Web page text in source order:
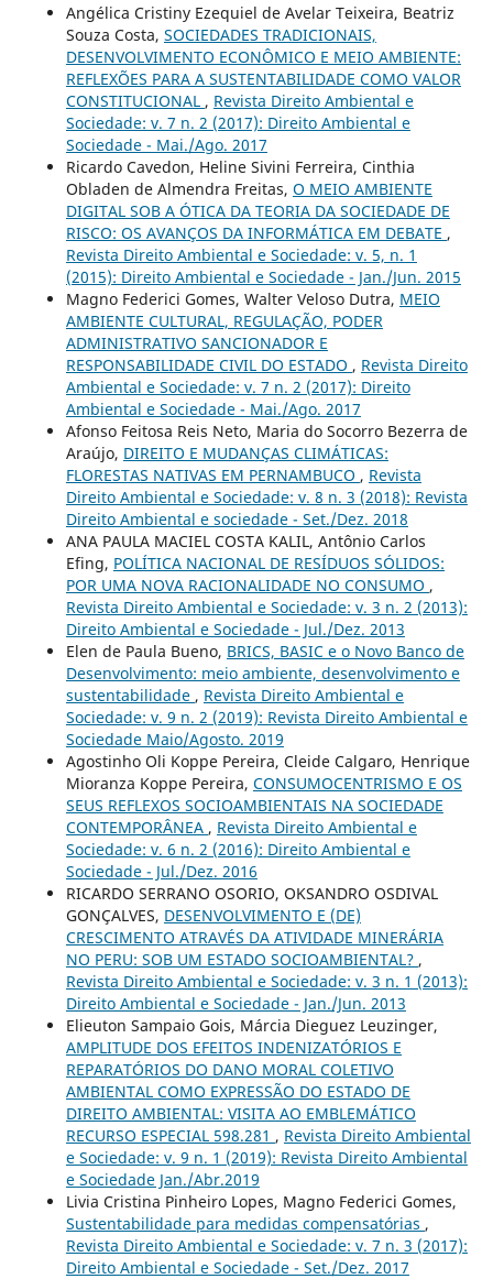
Angélica Cristiny Ezequiel de Avelar Teixeira, Beatriz
Souza Costa, SOCIEDADES TRADICIONAIS,
DESENVOLVIMENTO ECONÔMICO E MEIO AMBIENTE:
REFLEXÕES PARA A SUSTENTABILIDADE COMO VALOR
CONSTITUCIONAL , Revista Direito Ambiental e
Sociedade: v. 7 n. 2 (2017): Direito Ambiental e
Sociedade - Mai./Ago. 2017
Ricardo Cavedon, Heline Sivini Ferreira, Cinthia
Obladen de Almendra Freitas, O MEIO AMBIENTE
DIGITAL SOB A ÓTICA DA TEORIA DA SOCIEDADE DE
RISCO: OS AVANÇOS DA INFORMÁTICA EM DEBATE ,
Revista Direito Ambiental e Sociedade: v. 5, n. 1
(2015): Direito Ambiental e Sociedade - Jan./Jun. 2015
Magno Federici Gomes, Walter Veloso Dutra, MEIO
AMBIENTE CULTURAL, REGULAÇÃO, PODER
ADMINISTRATIVO SANCIONADOR E
RESPONSABILIDADE CIVIL DO ESTADO , Revista Direito
Ambiental e Sociedade: v. 7 n. 2 (2017): Direito
Ambiental e Sociedade - Mai./Ago. 2017
Afonso Feitosa Reis Neto, Maria do Socorro Bezerra de
Araújo, DIREITO E MUDANÇAS CLIMÁTICAS:
FLORESTAS NATIVAS EM PERNAMBUCO , Revista
Direito Ambiental e Sociedade: v. 8 n. 3 (2018): Revista
Direito Ambiental e sociedade - Set./Dez. 2018
ANA PAULA MACIEL COSTA KALIL, Antônio Carlos
Efing, POLÍTICA NACIONAL DE RESÍDUOS SÓLIDOS:
POR UMA NOVA RACIONALIDADE NO CONSUMO ,
Revista Direito Ambiental e Sociedade: v. 3 n. 2 (2013):
Direito Ambiental e Sociedade - Jul./Dez. 2013
Elen de Paula Bueno, BRICS, BASIC e o Novo Banco de
Desenvolvimento: meio ambiente, desenvolvimento e
sustentabilidade , Revista Direito Ambiental e
Sociedade: v. 9 n. 2 (2019): Revista Direito Ambiental e
Sociedade Maio/Agosto. 2019
Agostinho Oli Koppe Pereira, Cleide Calgaro, Henrique
Mioranza Koppe Pereira, CONSUMOCENTRISMO E OS
SEUS REFLEXOS SOCIOAMBIENTAIS NA SOCIEDADE
CONTEMPORÂNEA , Revista Direito Ambiental e
Sociedade: v. 6 n. 2 (2016): Direito Ambiental e
Sociedade - Jul./Dez. 2016
RICARDO SERRANO OSORIO, OKSANDRO OSDIVAL
GONÇALVES, DESENVOLVIMENTO E (DE)
CRESCIMENTO ATRAVÉS DA ATIVIDADE MINERÁRIA
NO PERU: SOB UM ESTADO SOCIOAMBIENTAL? ,
Revista Direito Ambiental e Sociedade: v. 3 n. 1 (2013):
Direito Ambiental e Sociedade - Jan./Jun. 2013
Elieuton Sampaio Gois, Márcia Dieguez Leuzinger,
AMPLITUDE DOS EFEITOS INDENIZATÓRIOS E
REPARATÓRIOS DO DANO MORAL COLETIVO
AMBIENTAL COMO EXPRESSÃO DO ESTADO DE
DIREITO AMBIENTAL: VISITA AO EMBLEMÁTICO
RECURSO ESPECIAL 598.281 , Revista Direito Ambiental
e Sociedade: v. 9 n. 1 (2019): Revista Direito Ambiental
e Sociedade Jan./Abr.2019
Livia Cristina Pinheiro Lopes, Magno Federici Gomes,
Sustentabilidade para medidas compensatórias ,
Revista Direito Ambiental e Sociedade: v. 7 n. 3 (2017):
Direito Ambiental e Sociedade - Set./Dez. 2017